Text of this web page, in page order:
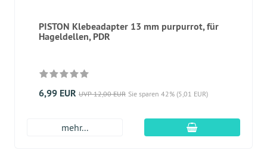
PISTON Klebeadapter 13 mm purpurrot, für
Hageldellen, PDR
6,99 EUR UVP 12,00 EUR Sie sparen 42% (5,01 EUR)
mehr... In den